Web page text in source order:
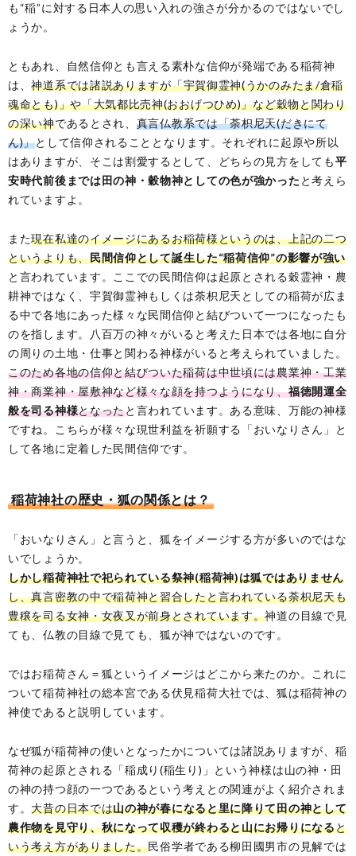
も“稲”に対する日本人の思い入れの強さが分かるのではないでし
ょうか。
ともあれ、自然信仰とも言える素朴な信仰が発端である稲荷神
は、神道系では諸説ありますが「宇賀御霊神(うかのみたま/倉稲
魂命とも)」や「大気都比売神(おおげつひめ)」など穀物と関わり
の深い神であるとされ、 真言仏教系では「荼枳尼天(だきにて
ん)」として信仰されることとなります。それぞれに起原や所以
はありますが、そこは割愛するとして、どちらの見方をしても平
安時代前後までは田の神・穀物神としての色が強かった と考えら
れていますよ。
また現在私達のイメージにあるお稲荷様というのは、上記の二つ
というよりも、民間信仰として誕生した“稲荷信仰”の影響が強い
と言われています。ここでの民間信仰は起原とされる穀霊神・農
耕神ではなく、宇賀御霊神もしくは荼枳尼天としての稲荷が広ま
る中で各地にあった様々な民間信仰と結びついて一つになったも
のを指します。八百万の神々がいると考えた日本では各地に自分
の周りの土地・仕事と関わる神様がいると考えられていました。
このため各地の信仰と結びついた稲荷は中世頃には農業神・工業
神・商業神・屋敷神など様々な顔を持つようになり、福徳開運全
般を司る神様となったと言われています。ある意味、万能の神様
ですね。こちらが様々な現世利益を祈願する「おいなりさん」と
して各地に定着した民間信仰です。
稲荷神社の歴史・狐の関係とは？
「おいなりさん」と言うと、狐をイメージする方が多いのではな
いでしょうか。
しかし稲荷神社で祀られている祭神(稲荷神)は狐ではありません
し、真言密教の中で稲荷神と習合したと言われている荼枳尼天も
豊穣を司る女神・女夜叉が前身とされています。神道の目線で見
ても、仏教の目線で見ても、狐が神ではないのです。
ではお稲荷さん＝狐というイメージはどこから来たのか。これに
ついて稲荷神社の総本宮である伏見稲荷大社では、狐は稲荷神の
神使であると説明しています。
なぜ狐が稲荷神の使いとなったかについては諸説ありますが、稲
荷神の起原とされる「稲成り(稲生り)」という神様は山の神・田
の神の持つ顔の一つであるという考えとの関連がよく紹介されま
す。大昔の日本では山の神が春になると里に降りて田の神として
農作物を見守り、秋になって収穫が終わると山にお帰りになると
いう考え方がありました。民俗学者である柳田國男市の見解では